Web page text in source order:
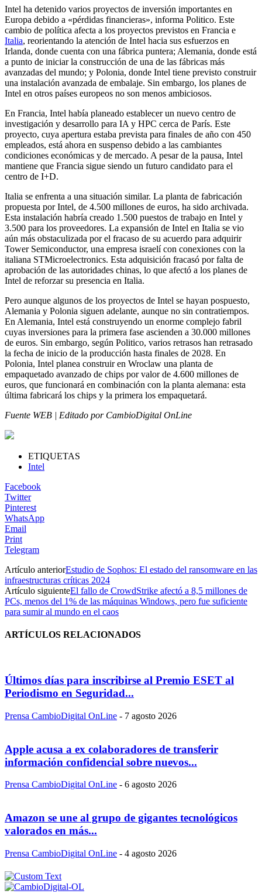
Intel ha detenido varios proyectos de inversión importantes en
Europa debido a «pérdidas financieras», informa Politico. Este
cambio de política afecta a los proyectos previstos en Francia e
Italia, reorientando la atención de Intel hacia sus esfuerzos en
Irlanda, donde cuenta con una fábrica puntera; Alemania, donde está
a punto de iniciar la construcción de una de las fábricas más
avanzadas del mundo; y Polonia, donde Intel tiene previsto construir
una instalación avanzada de embalaje. Sin embargo, los planes de
Intel en otros países europeos no son menos ambiciosos.
En Francia, Intel había planeado establecer un nuevo centro de
investigación y desarrollo para IA y HPC cerca de París. Este
proyecto, cuya apertura estaba prevista para finales de año con 450
empleados, está ahora en suspenso debido a las cambiantes
condiciones económicas y de mercado. A pesar de la pausa, Intel
mantiene que Francia sigue siendo un futuro candidato para el
centro de I+D.
Italia se enfrenta a una situación similar. La planta de fabricación
propuesta por Intel, de 4.500 millones de euros, ha sido archivada.
Esta instalación habría creado 1.500 puestos de trabajo en Intel y
3.500 para los proveedores. La expansión de Intel en Italia se vio
aún más obstaculizada por el fracaso de su acuerdo para adquirir
Tower Semiconductor, una empresa israelí con conexiones con la
italiana STMicroelectronics. Esta adquisición fracasó por falta de
aprobación de las autoridades chinas, lo que afectó a los planes de
Intel de reforzar su presencia en Italia.
Pero aunque algunos de los proyectos de Intel se hayan pospuesto,
Alemania y Polonia siguen adelante, aunque no sin contratiempos.
En Alemania, Intel está construyendo un enorme complejo fabril
cuyas inversiones para la primera fase ascienden a 30.000 millones
de euros. Sin embargo, según Politico, varios retrasos han retrasado
la fecha de inicio de la producción hasta finales de 2028. En
Polonia, Intel planea construir en Wroclaw una planta de
empaquetado avanzado de chips por valor de 4.600 millones de
euros, que funcionará en combinación con la planta alemana: esta
última fabricará los chips y la primera los empaquetará.
Fuente WEB | Editado por CambioDigital OnLine
ETIQUETAS
Intel
Facebook
Twitter
Pinterest
WhatsApp
Email
Print
Telegram
Artículo anteriorEstudio de Sophos: El estado del ransomware en las
infraestructuras críticas 2024
Artículo siguienteEl fallo de CrowdStrike afectó a 8,5 millones de
PCs, menos del 1% de las máquinas Windows, pero fue suficiente
para sumir al mundo en el caos
ARTÍCULOS RELACIONADOS
Últimos días para inscribirse al Premio ESET al
Periodismo en Seguridad...
Prensa CambioDigital OnLine - 7 agosto 2026
Apple acusa a ex colaboradores de transferir
información confidencial sobre nuevos...
Prensa CambioDigital OnLine - 6 agosto 2026
Amazon se une al grupo de gigantes tecnológicos
valorados en más...
Prensa CambioDigital OnLine - 4 agosto 2026